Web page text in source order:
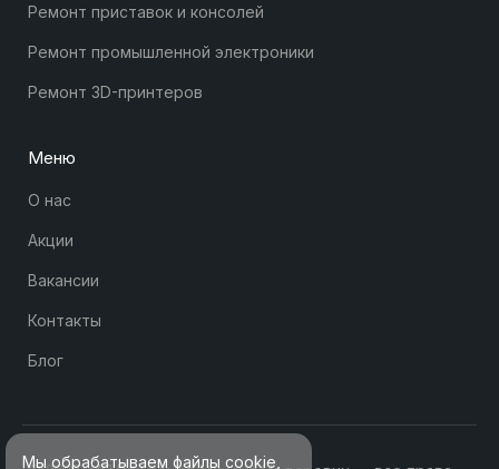
Ремонт приставок и консолей
Ремонт промышленной электроники
Ремонт 3D-принтеров
Меню
О нас
Акции
Вакансии
Контакты
Блог
Мы обрабатываем файлы cookie,